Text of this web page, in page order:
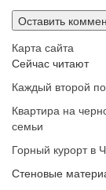
Карта сайта
Сейчас читают
Каждый второй
Квартира на
семьи
Горный курорт в
Стеновые